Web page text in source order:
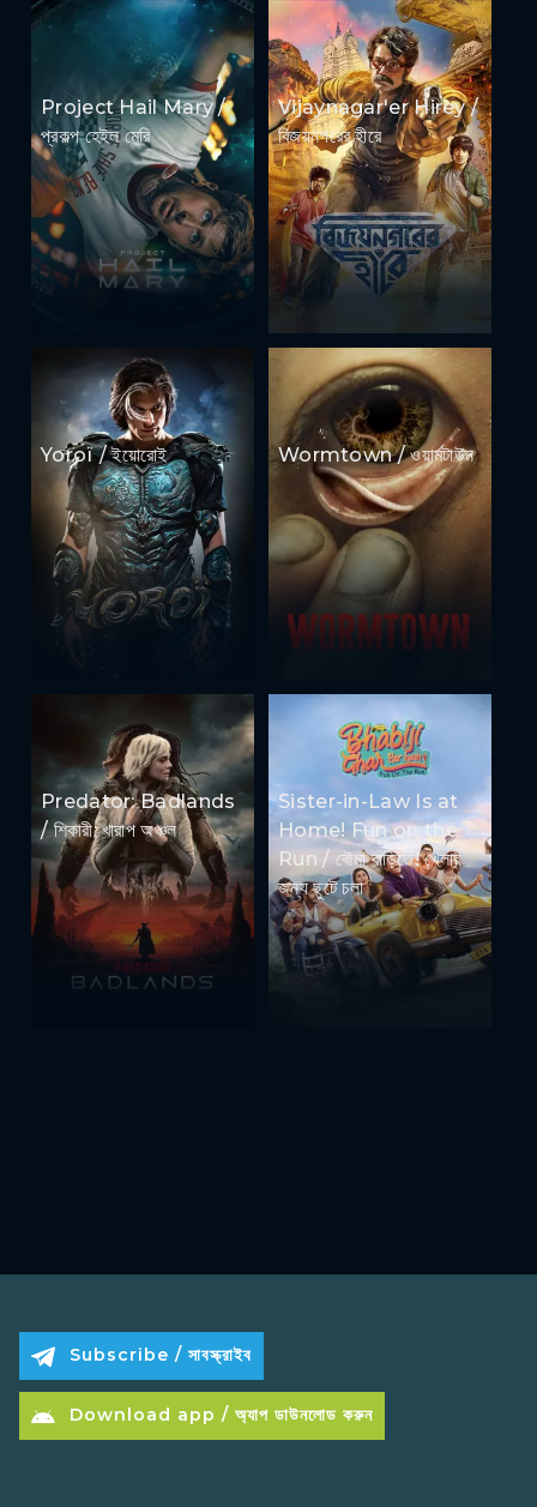
Project Hail Mary /
প্রকল্প হেইল মেরি
Vijaynagar'er Hirey /
বিজয়নগরের হীরে
Yoroï / ইয়োরোই Wormtown / ওয়ার্মটাউন
Predator: Badlands
/ শিকারী: খারাপ অঞ্চল
Sister-in-Law Is at
Home! Fun on the
Run / বৌমা বাড়িতে! খেলার
জন্য ছুটে চলা
Subscribe / সাবস্ক্রাইব
Download app / অ্যাপ ডাউনলোড করুন